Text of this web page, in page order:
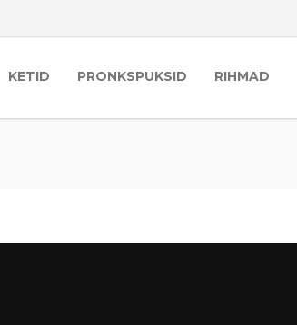
KETID PRONKSPUKSID RIHMAD